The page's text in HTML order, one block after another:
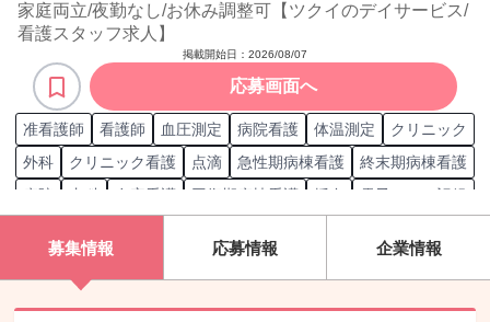
家庭両立/夜勤なし/お休み調整可【ツクイのデイサービス/
看護スタッフ求人】
掲載開始日： 2026/08/07
応募画面へ
准看護師 看護師 血圧測定 病院看護 体温測定
クリニック
外科
クリニック看護 点滴 急性期病棟看護
終末期病棟看護
病院
内科 在宅看護 回復期病棟看護 採血
電子カルテ記録
准看護師
看護師 認定看護 緩和ケア
認定看護 在宅ケア
認定看護師
募集情報 応募情報 企業情報